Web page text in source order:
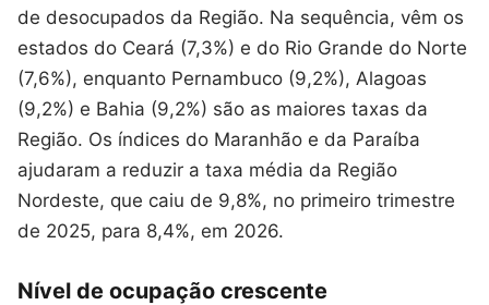
de desocupados da Região. Na sequência, vêm os
estados do Ceará (7,3%) e do Rio Grande do Norte
(7,6%), enquanto Pernambuco (9,2%), Alagoas
(9,2%) e Bahia (9,2%) são as maiores taxas da
Região. Os índices do Maranhão e da Paraíba
ajudaram a reduzir a taxa média da Região
Nordeste, que caiu de 9,8%, no primeiro trimestre
de 2025, para 8,4%, em 2026.
Nível de ocupação crescente